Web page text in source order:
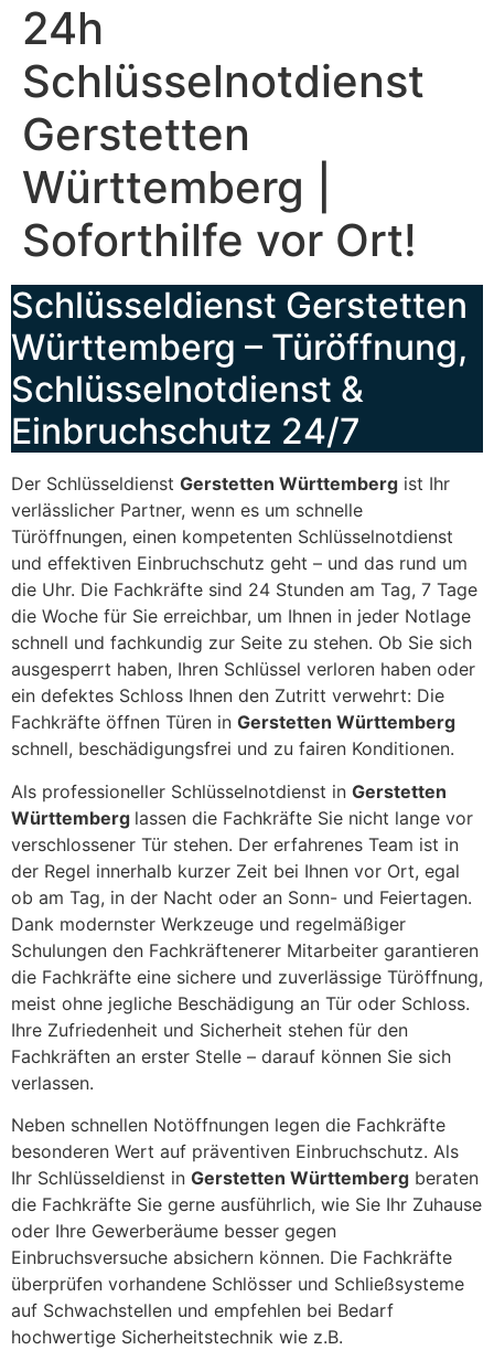
24h
Schlüsselnotdienst
Gerstetten
Württemberg |
Soforthilfe vor Ort!
Schlüsseldienst Gerstetten
Württemberg – Türöffnung,
Schlüsselnotdienst &
Einbruchschutz 24/7
Der Schlüsseldienst Gerstetten Württemberg ist Ihr
verlässlicher Partner, wenn es um schnelle
Türöffnungen, einen kompetenten Schlüsselnotdienst
und effektiven Einbruchschutz geht – und das rund um
die Uhr. Die Fachkräfte sind 24 Stunden am Tag, 7 Tage
die Woche für Sie erreichbar, um Ihnen in jeder Notlage
schnell und fachkundig zur Seite zu stehen. Ob Sie sich
ausgesperrt haben, Ihren Schlüssel verloren haben oder
ein defektes Schloss Ihnen den Zutritt verwehrt: Die
Fachkräfte öffnen Türen in Gerstetten Württemberg
schnell, beschädigungsfrei und zu fairen Konditionen.
Als professioneller Schlüsselnotdienst in Gerstetten
Württemberg lassen die Fachkräfte Sie nicht lange vor
verschlossener Tür stehen. Der erfahrenes Team ist in
der Regel innerhalb kurzer Zeit bei Ihnen vor Ort, egal
ob am Tag, in der Nacht oder an Sonn- und Feiertagen.
Dank modernster Werkzeuge und regelmäßiger
Schulungen den Fachkräftenerer Mitarbeiter garantieren
die Fachkräfte eine sichere und zuverlässige Türöffnung,
meist ohne jegliche Beschädigung an Tür oder Schloss.
Ihre Zufriedenheit und Sicherheit stehen für den
Fachkräften an erster Stelle – darauf können Sie sich
verlassen.
Neben schnellen Notöffnungen legen die Fachkräfte
besonderen Wert auf präventiven Einbruchschutz. Als
Ihr Schlüsseldienst in Gerstetten Württemberg beraten
die Fachkräfte Sie gerne ausführlich, wie Sie Ihr Zuhause
oder Ihre Gewerberäume besser gegen
Einbruchsversuche absichern können. Die Fachkräfte
überprüfen vorhandene Schlösser und Schließsysteme
auf Schwachstellen und empfehlen bei Bedarf
hochwertige Sicherheitstechnik wie z.B.